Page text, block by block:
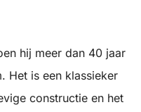
hij meer dan 40 jaar
Het is een klassieker
constructie en het